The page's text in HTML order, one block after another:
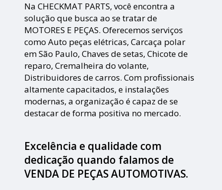
Na CHECKMAT PARTS, você encontra a
solução que busca ao se tratar de
MOTORES E PEÇAS. Oferecemos serviços
como Auto peças elétricas, Carcaça polar
em São Paulo, Chaves de setas, Chicote de
reparo, Cremalheira do volante,
Distribuidores de carros. Com profissionais
altamente capacitados, e instalações
modernas, a organização é capaz de se
destacar de forma positiva no mercado.
Excelência e qualidade com
dedicação quando falamos de
VENDA DE PEÇAS AUTOMOTIVAS.